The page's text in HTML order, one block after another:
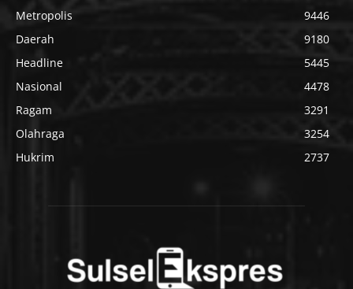
Metropolis
9446
Daerah
9180
Headline
5445
Nasional
4478
Ragam
3291
Olahraga
3254
Hukrim
2737